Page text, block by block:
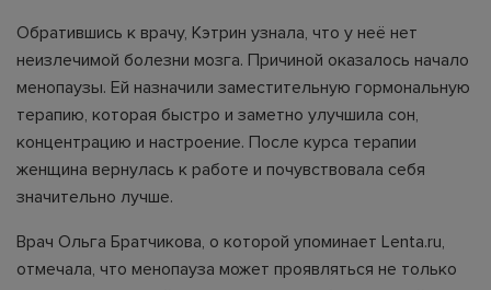
Обратившись к врачу, Кэтрин узнала, что у неё нет
неизлечимой болезни мозга. Причиной оказалось начало
менопаузы. Ей назначили заместительную гормональную
терапию, которая быстро и заметно улучшила сон,
концентрацию и настроение. После курса терапии
женщина вернулась к работе и почувствовала себя
значительно лучше.
Врач Ольга Братчикова, о которой упоминает Lenta.ru,
отмечала, что менопауза может проявляться не только